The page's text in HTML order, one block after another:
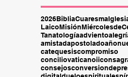
2026BibliaCuaresma
LaicoMisión
Tanatologíaadviento
amistadapostolado
catequesiscompromiso
conciliovaticanoii
consejosconversion